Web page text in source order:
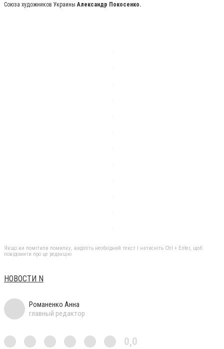
Союза художников УкраиныАлександр Покосенко.
Якщо ви помітили помилку, виділіть необхідний текст і натисніть Ctrl + Enter, щоб
повідомити про це редакцію
НОВОСТИ N
Романенко Анна
главный редактор
0,0